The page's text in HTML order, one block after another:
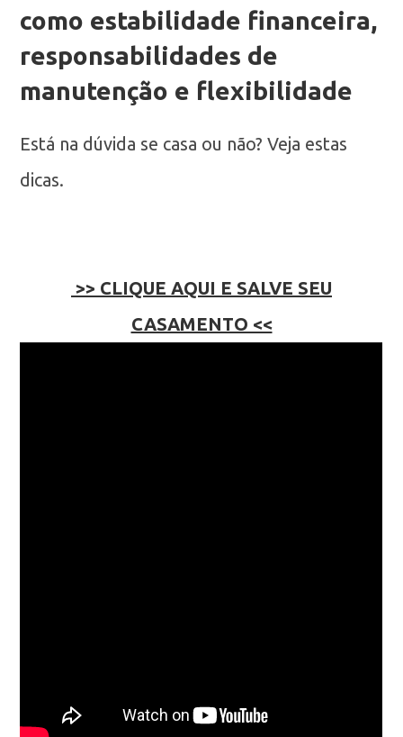
como estabilidade financeira,
responsabilidades de
manutenção e flexibilidade
Está na dúvida se casa ou não? Veja estas
dicas.
>> CLIQUE AQUI E SALVE SEU
CASAMENTO <<